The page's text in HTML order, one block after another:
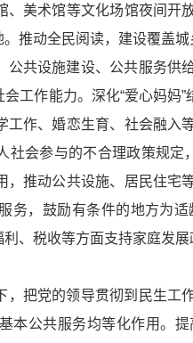
美术馆等文化场馆夜间
推动全民阅读，建设覆盖
公共设施建设、公共服务
工作能力。深化“爱心妈
作、婚恋生育、社会融
会参与的不合理政策规
推动公共设施、居民住
务，鼓励有条件的地方为
、税收等方面支持家庭发展
把党的领导贯彻到民生
本公共服务均等化作用。